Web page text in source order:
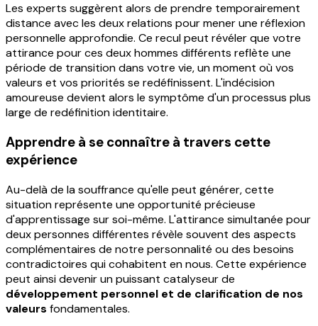
Les experts suggèrent alors de prendre temporairement
distance avec les deux relations pour mener une réflexion
personnelle approfondie. Ce recul peut révéler que votre
attirance pour ces deux hommes différents reflète une
période de transition dans votre vie, un moment où vos
valeurs et vos priorités se redéfinissent. L'indécision
amoureuse devient alors le symptôme d'un processus plus
large de redéfinition identitaire.
Apprendre à se connaître à travers cette
expérience
Au-delà de la souffrance qu'elle peut générer, cette
situation représente une opportunité précieuse
d'apprentissage sur soi-même. L'attirance simultanée pour
deux personnes différentes révèle souvent des aspects
complémentaires de notre personnalité ou des besoins
contradictoires qui cohabitent en nous. Cette expérience
peut ainsi devenir un puissant catalyseur de
développement personnel et de clarification de nos
valeurs fondamentales.